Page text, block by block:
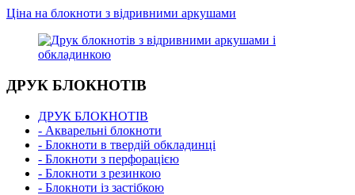
Ціна на блокноти з відривними аркушами
ДРУК БЛОКНОТІВ
ДРУК БЛОКНОТІВ
- Акварельні блокноти
- Блокноти в твердій обкладинці
- Блокноти з перфорацією
- Блокноти з резинкою
- Блокноти із застібкою